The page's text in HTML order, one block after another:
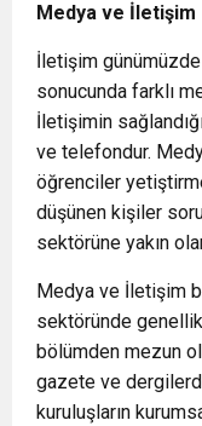
Medya ve İletişim
İletişim günümüzde
sonucunda farklı
İletişimin
ve telefondur.
öğrenciler
düşünen kişiler
sektörüne yakın
Medya ve İletişim
sektöründe
bölümden mezun
gazete ve
kuruluşların